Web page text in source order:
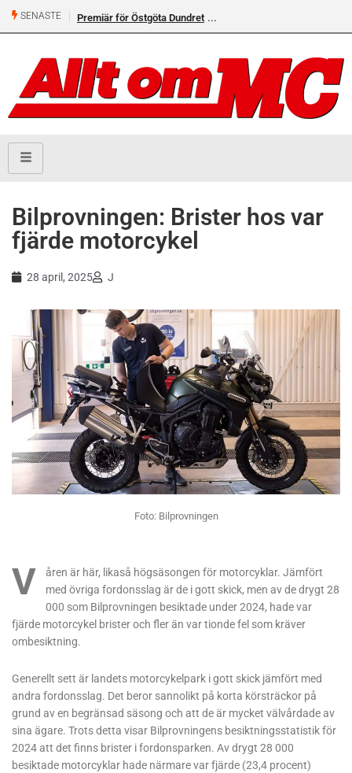
SENASTE Premiär för Östgöta Dundret
Bilprovningen: Brister hos var
fjärde motorcykel
28 april, 2025 J
Foto: Bilprovningen
V
åren är här, likaså högsäsongen för motorcyklar. Jämfört
med övriga fordonsslag är de i gott skick, men av de drygt 28
000 som Bilprovningen besiktade under 2024, hade var
fjärde motorcykel brister och fler än var tionde fel som kräver
ombesiktning.
Generellt sett är landets motorcykelpark i gott skick jämfört med
andra fordonsslag. Det beror sannolikt på korta körsträckor på
grund av en begränsad säsong och att de är mycket välvårdade av
sina ägare. Trots detta visar Bilprovningens besiktningsstatistik för
2024 att det finns brister i fordonsparken. Av drygt 28 000
besiktade motorcyklar hade närmare var fjärde (23,4 procent)